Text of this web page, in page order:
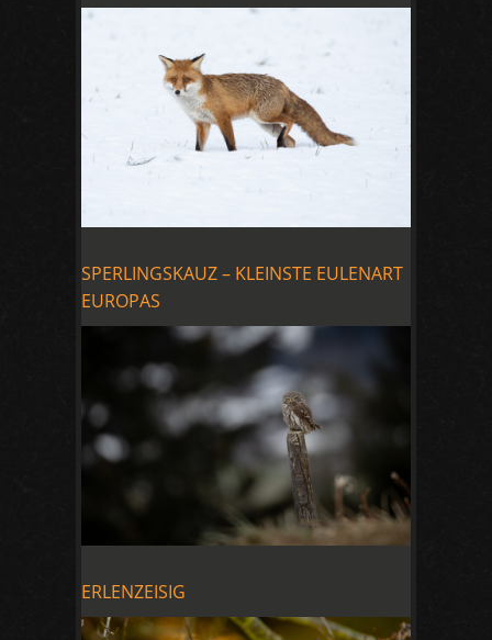
SPERLINGSKAUZ – KLEINSTE EULENART
EUROPAS
ERLENZEISIG